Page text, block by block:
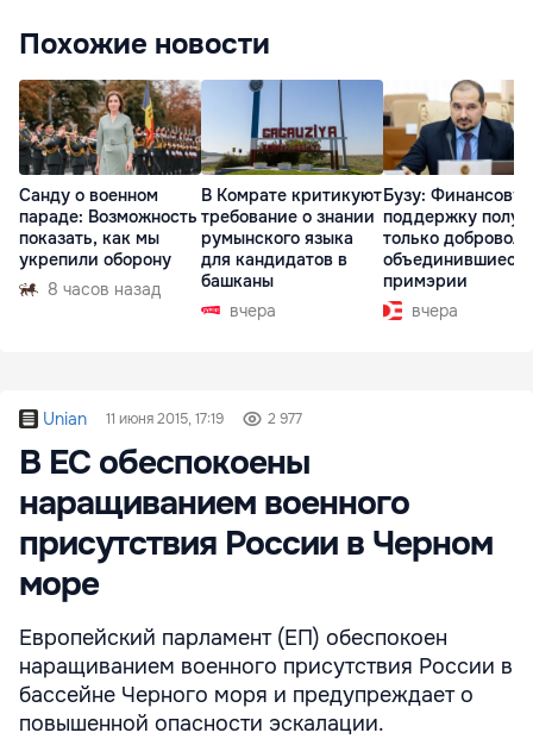
Похожие новости
Санду о военном
параде: Возможность
показать, как мы
укрепили оборону
8 часов назад
В Комрате критикуют
требование о знании
румынского языка
для кандидатов в
башканы
вчера
Бузу:
поддержку
только
объединившиеся
примэрии
вчера
Unian 11 июня 2015, 17:19 2 977
В ЕС обеспокоены
наращиванием военного
присутствия России в Черном
море
Европейский парламент (ЕП) обеспокоен
наращиванием военного присутствия России в
бассейне Черного моря и предупреждает о
повышенной опасности эскалации.